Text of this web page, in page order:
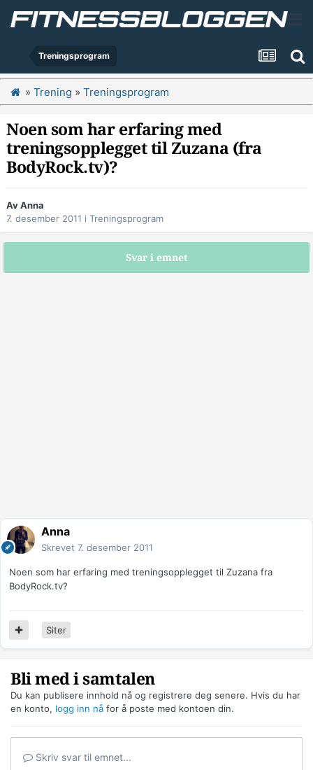
Treningsprogram
» Trening » Treningsprogram
Noen som har erfaring med
treningsopplegget til Zuzana (fra
BodyRock.tv)?
AvAnna
7. desember 2011 i Treningsprogram
Svar i emnet
Anna
Skrevet 7. desember 2011
Noen som har erfaring med treningsopplegget til Zuzana fra
BodyRock.tv?
Siter
Bli med i samtalen
Du kan publisere innhold nå og registrere deg senere. Hvis du har
en konto, logg inn nå for å poste med kontoen din.
Skriv svar til emnet...